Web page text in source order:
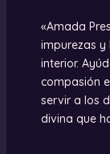
«Amada
impurezas y
interior.
compasión
servir a los
divina que